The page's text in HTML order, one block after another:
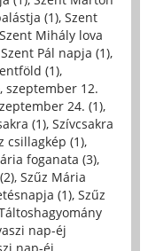
(1), Szent
Szent Mihály lova
Szent Pál napja (1),
(1),
, szeptember 12.
24. (1),
(1), Szívcsakra
csillagkép (1),
foganata (3),
, Szűz Mária
(1), Szűz
nap-éj
nap-éj